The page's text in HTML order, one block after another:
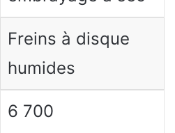
Freins à disque
humides
6 700